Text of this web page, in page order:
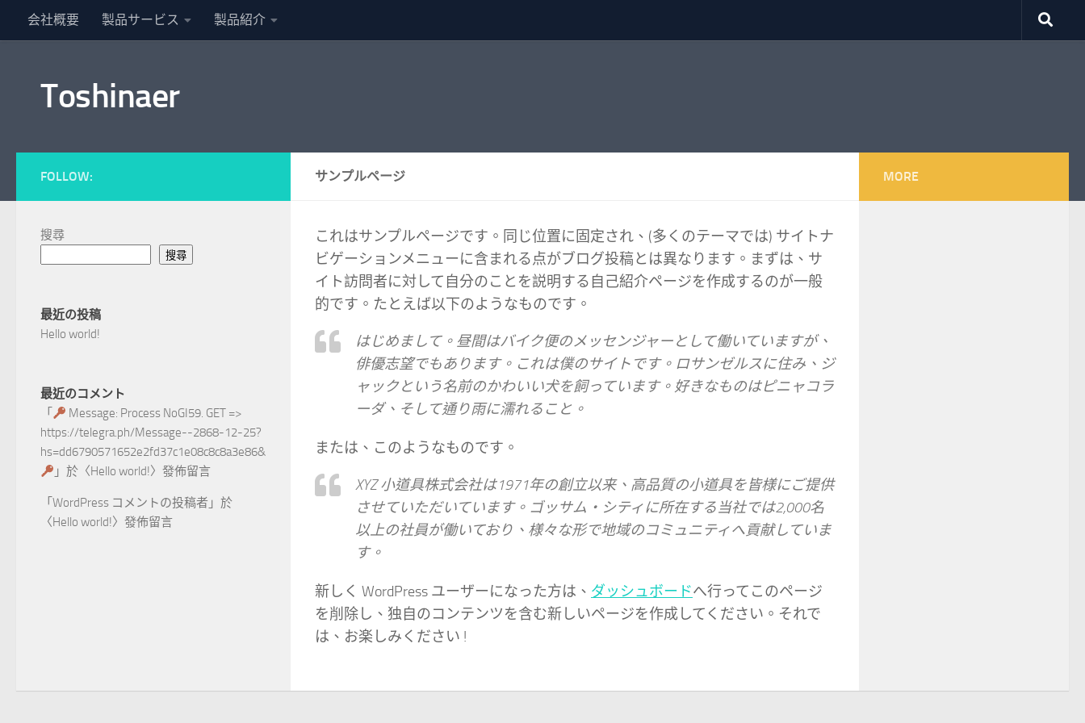
Skip to content
会社概要 製品サービス 製品紹介
Toshinaer
サンプルページ
これはサンプルページです。同じ位置に固定され、(多くのテーマでは) サイトナ
ビゲーションメニューに含まれる点がブログ投稿とは異なります。まずは、サ
イト訪問者に対して自分のことを説明する自己紹介ページを作成するのが一般
的です。たとえば以下のようなものです。
はじめまして。昼間はバイク便のメッセンジャーとして働いていますが、
俳優志望でもあります。これは僕のサイトです。ロサンゼルスに住み、ジ
ャックという名前のかわいい犬を飼っています。好きなものはピニャコラ
ーダ、そして通り雨に濡れること。
または、このようなものです。
XYZ 小道具株式会社は1971年の創立以来、高品質の小道具を皆様にご提供
させていただいています。ゴッサム・シティに所在する当社では2,000名
以上の社員が働いており、様々な形で地域のコミュニティへ貢献していま
す。
新しく WordPress ユーザーになった方は、 ダッシュボードへ行ってこのページ
を削除し、独自のコンテンツを含む新しいページを作成してください。それで
は、お楽しみください !
FOLLOW:
搜尋
搜尋
最近の投稿
Hello world!
最近のコメント
「
Message: Process NoGI59. GET =>
https://telegra.ph/Message--2868-12-25?
hs=dd6790571652e2fd37c1e08c8c8a3e86&
」於〈Hello world!〉發佈留言
「 WordPress コメントの投稿者 」於
〈Hello world!〉發佈留言
MORE